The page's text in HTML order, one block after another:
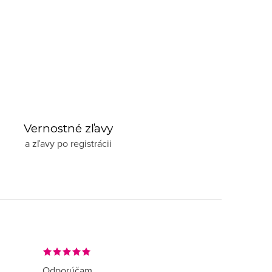
Vernostné zľavy
a zľavy po registrácii